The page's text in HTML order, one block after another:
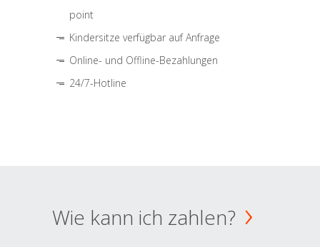
point
Kindersitze verfügbar auf Anfrage
Online- und Offline-Bezahlungen
24/7-Hotline
Wie kann ich zahlen?